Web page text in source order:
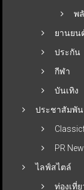
พ
ยานยน
ประกัน
กีฬา
บันเทิง
ประชาสัมพั
PR
ไลฟ์สไตล์
ท่องเที่ย